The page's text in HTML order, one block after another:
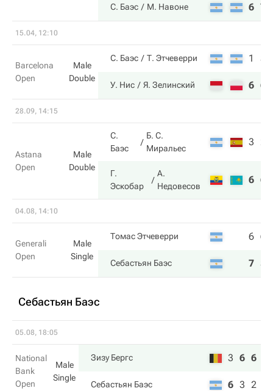
С. Баэс М. Навоне 6 7
15.04, 12:10
Barcelona
Open
Male
Double
С. Баэс Т. Этчеверри 1 3
У. Нис Я. Зелинский 6 6
28.09, 14:15
Astana
Open
Male
Double
С.
Баэс
Б. С.
Миральес
3 2
Г.
Эскобар
А.
Недовесов
6 6
04.08, 14:10
Generali
Open
Male
Single
Томас Этчеверри 6 6
Себастьян Баэс 7 3
Себастьян Баэс
05.08, 18:05
National
Bank
Open
Male
Single
Зизу Бергс 3 6 6
Себастьян Баэс 6 3 2